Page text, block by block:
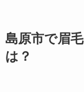
島原市で眉
は？